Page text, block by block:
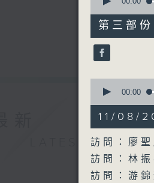
51
minutes,
50
seconds
90%
第三部
seconds
41
minutes,
19
seconds
90%
00:00
11/08/
訪問：廖
訪問：林
訪問：游